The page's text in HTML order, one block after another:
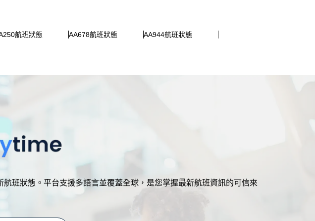
航班狀態 AA678航班狀態
AA944航班狀態
狀態。平台支援多語言並覆蓋全球，是您掌握最新航班資訊的可信來